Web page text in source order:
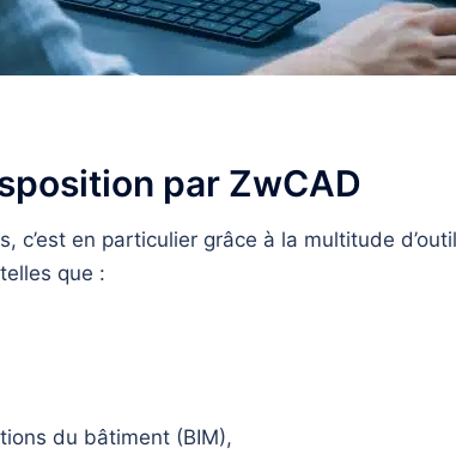
par ZwCAD
c’est en particulier grâce à la multitude
que :
du bâtiment (BIM),